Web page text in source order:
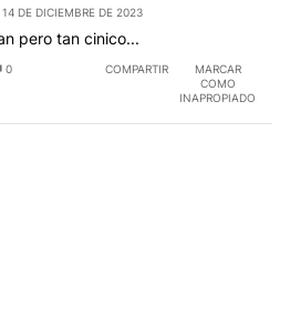
14 DE DICIEMBRE DE 2023
pero tan cinico...
0 COMPARTIR
MARCAR
COMO
INAPROPIADO